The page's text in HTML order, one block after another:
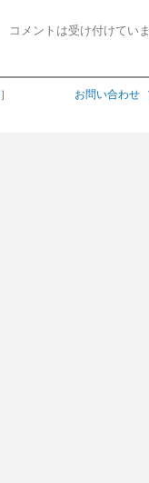
コメントは受け付けていま
］
お問い合わせ